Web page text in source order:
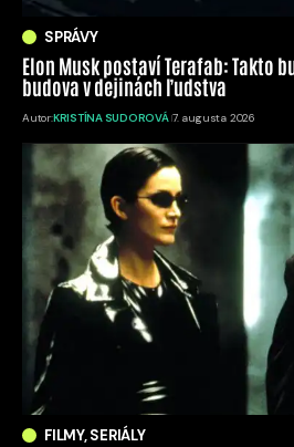
SPRÁVY
Elon Musk postaví Terafab: Takto
budova v dejinách ľudstva
Autor:KRISTÍNA SUDOROVÁ 7. augusta 2026
FILMY, SERIÁLY